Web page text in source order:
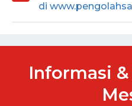
di www.pengolahsa
Informasi